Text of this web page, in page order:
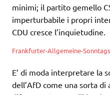
minimi; il partito gemello
imperturbabile i propri
CDU cresce l’inquietudine.
Frankfurter-Allgemeine-
E’ di moda interpretare la
dell’AfD come una sorta